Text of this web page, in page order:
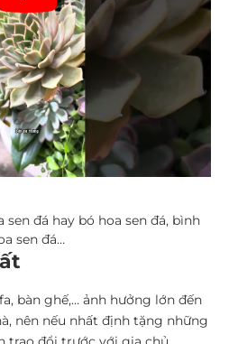
đá hay bó hoa sen đá, bình
sen đá…
bàn ghế,… ảnh hưởng lớn đến
nên nếu nhất định tặng những